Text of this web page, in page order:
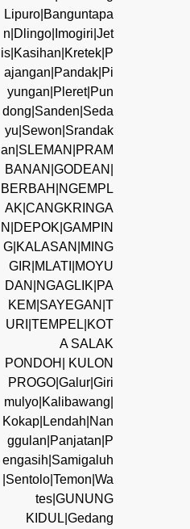
Lipuro|Banguntapa
n|Dlingo|Imogiri|Jet
is|Kasihan|Kretek|P
ajangan|Pandak|Pi
yungan|Pleret|Pun
dong|Sanden|Seda
yu|Sewon|Srandak
an|SLEMAN|PRAM
BANAN|GODEAN|
BERBAH|NGEMPL
AK|CANGKRINGA
N|DEPOK|GAMPIN
G|KALASAN|MING
GIR|MLATI|MOYU
DAN|NGAGLIK|PA
KEM|SAYEGAN|T
URI|TEMPEL|KOT
A SALAK
PONDOH| KULON
PROGO|Galur|Giri
mulyo|Kalibawang|
Kokap|Lendah|Nan
ggulan|Panjatan|P
engasih|Samigaluh
|Sentolo|Temon|Wa
tes|GUNUNG
KIDUL|Gedang